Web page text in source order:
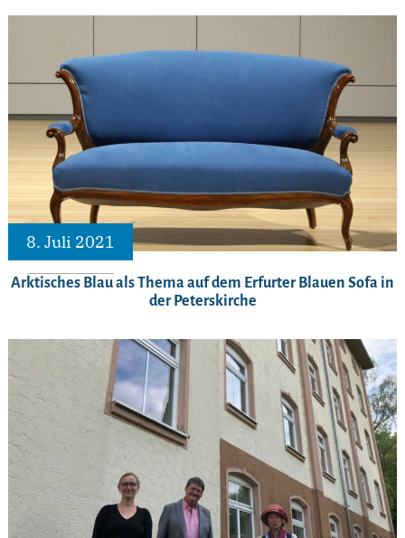
8. Juli 2021
Arktisches Blau als Thema auf dem Erfurter Blauen Sofa in
der Peterskirche